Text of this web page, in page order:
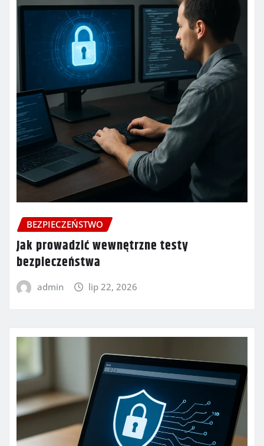
BEZPIECZEŃSTWO
Jak prowadzić wewnętrzne testy
bezpieczeństwa
admin lip 22, 2026